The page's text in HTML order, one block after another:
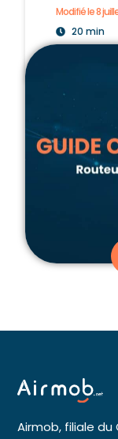
Modifié le 8
20 min
Airmob, filiale